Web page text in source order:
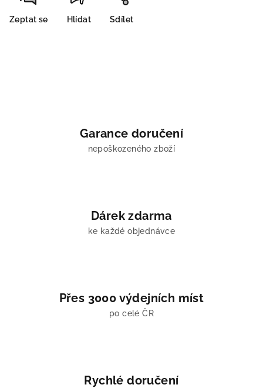
Zeptat se Hlídat Sdílet
Garance doručení
nepoškozeného zboží
Dárek zdarma
ke každé objednávce
Přes 3000 výdejních míst
po celé ČR
Rychlé doručení